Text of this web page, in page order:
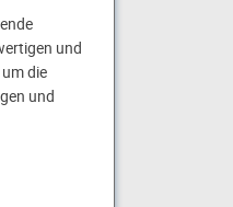
und
die
und